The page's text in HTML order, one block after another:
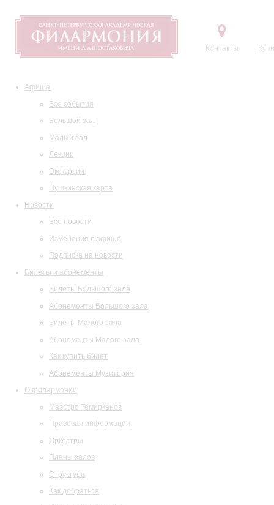
Контакты
Афиша
Все события
Большой зал
Малый зал
Лекции
Экскурсии
Пушкинская карта
Новости
Все новости
Изменения в афише
Подписка на новости
Билеты и абонементы
Билеты Большого зала
Абонементы Большого зала
Билеты Малого зала
Абонементы Малого зала
Как купить билет
Абонементы Музитория
О филармонии
Маэстро Темирканов
Правовая информация
Оркестры
Планы залов
Структура
Как добраться